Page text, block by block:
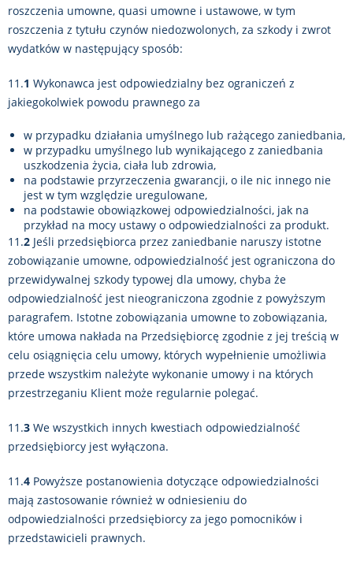
roszczenia umowne, quasi umowne i ustawowe, w tym
roszczenia z tytułu czynów niedozwolonych, za szkody i zwrot
wydatków w następujący sposób:
11.1 Wykonawca jest odpowiedzialny bez ograniczeń z
jakiegokolwiek powodu prawnego za
w przypadku działania umyślnego lub rażącego zaniedbania,
w przypadku umyślnego lub wynikającego z zaniedbania
uszkodzenia życia, ciała lub zdrowia,
na podstawie przyrzeczenia gwarancji, o ile nic innego nie
jest w tym względzie uregulowane,
na podstawie obowiązkowej odpowiedzialności, jak na
przykład na mocy ustawy o odpowiedzialności za produkt.
11.2 Jeśli przedsiębiorca przez zaniedbanie naruszy istotne
zobowiązanie umowne, odpowiedzialność jest ograniczona do
przewidywalnej szkody typowej dla umowy, chyba że
odpowiedzialność jest nieograniczona zgodnie z powyższym
paragrafem. Istotne zobowiązania umowne to zobowiązania,
które umowa nakłada na Przedsiębiorcę zgodnie z jej treścią w
celu osiągnięcia celu umowy, których wypełnienie umożliwia
przede wszystkim należyte wykonanie umowy i na których
przestrzeganiu Klient może regularnie polegać.
11.3 We wszystkich innych kwestiach odpowiedzialność
przedsiębiorcy jest wyłączona.
11.4 Powyższe postanowienia dotyczące odpowiedzialności
mają zastosowanie również w odniesieniu do
odpowiedzialności przedsiębiorcy za jego pomocników i
przedstawicieli prawnych.